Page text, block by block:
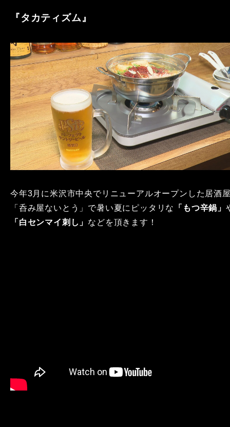
『タカティズム』
今年3月に米沢市中央でリニューアルオープンした居酒
「呑み屋ないとう」で暑い夏にピッタリな
「もつ辛鍋」
「白センマイ刺し」 などを頂きます！